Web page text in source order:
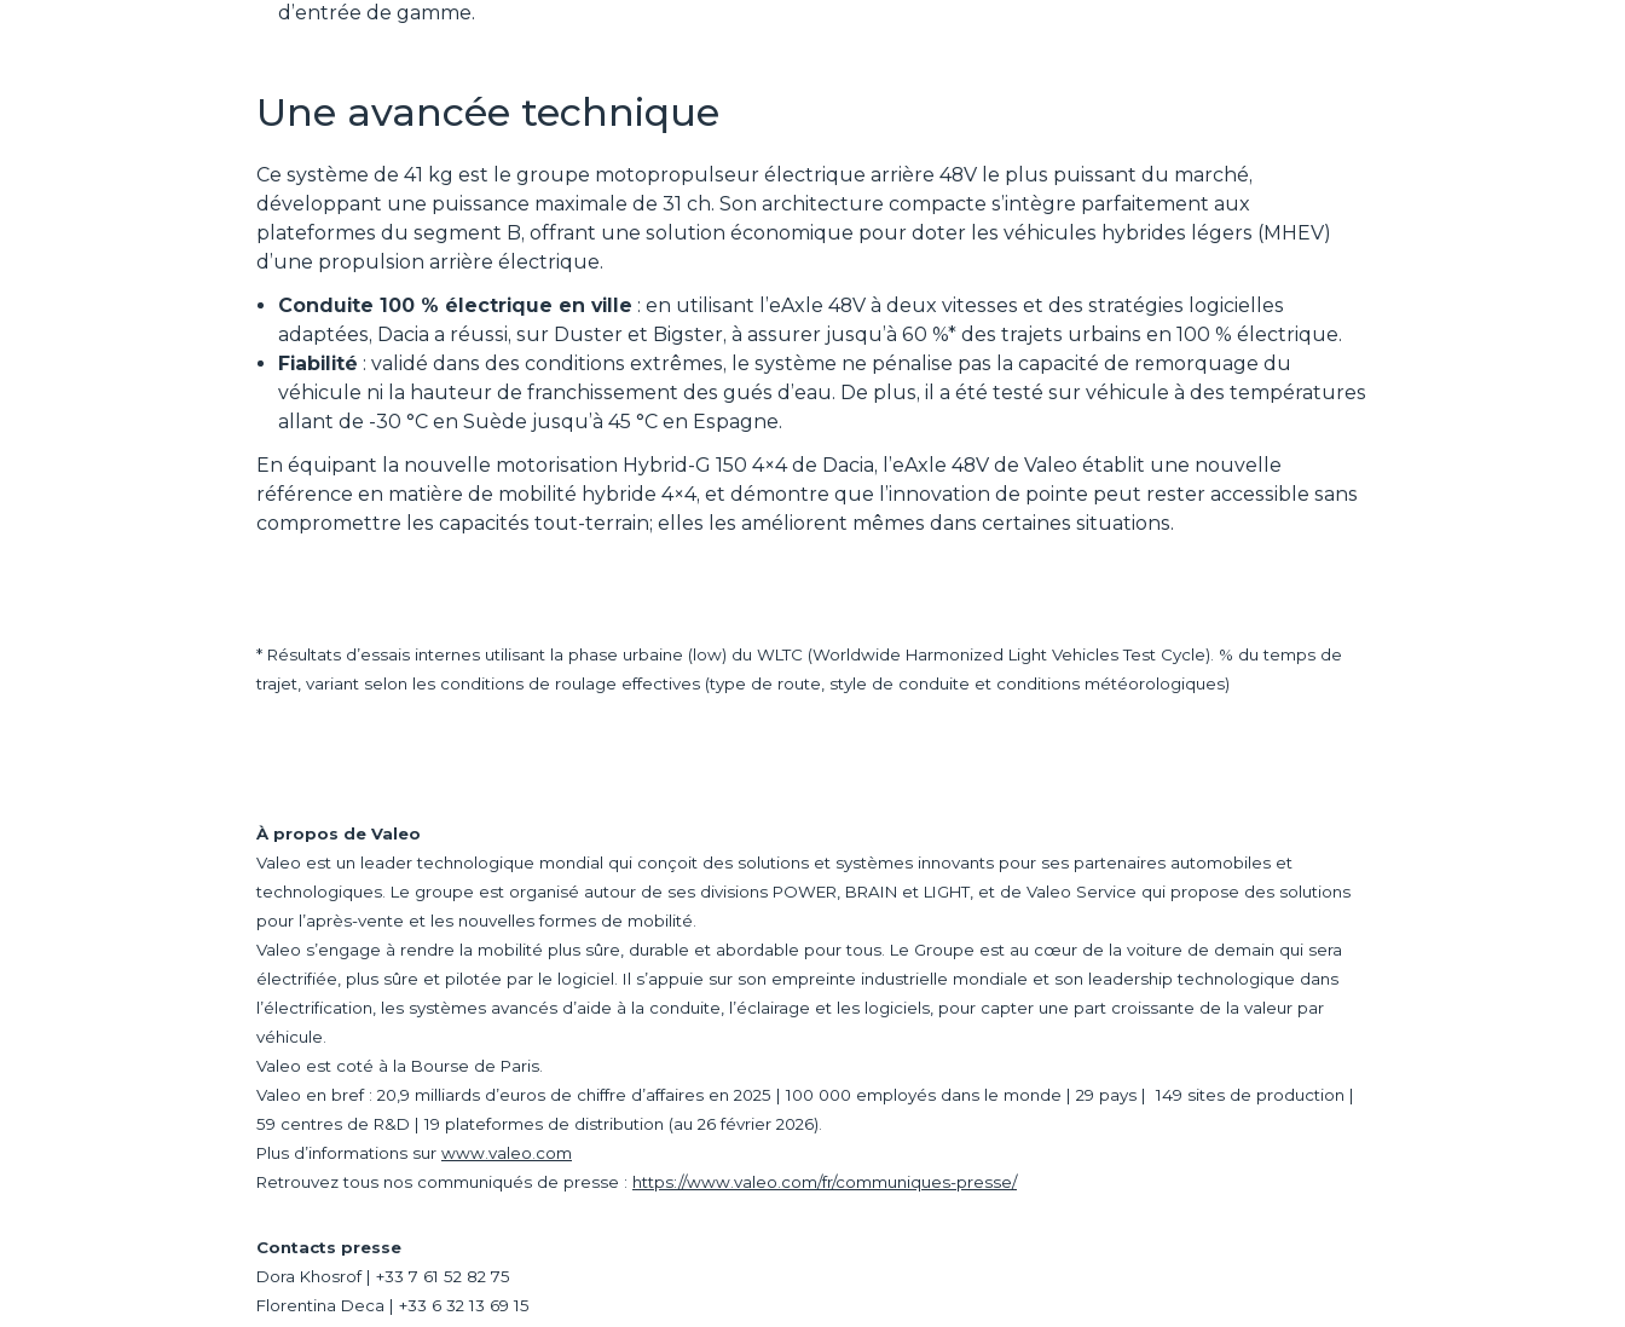
d’entrée de gamme.
Une avancée technique
Ce système de 41 kg est le groupe motopropulseur électrique arrière 48V le plus puissant du marché,
développant une puissance maximale de 31 ch. Son architecture compacte s’intègre parfaitement aux
plateformes du segment B, offrant une solution économique pour doter les véhicules hybrides légers (MHEV)
d’une propulsion arrière électrique.
Conduite 100 % électrique en ville : en utilisant l’eAxle 48V à deux vitesses et des stratégies logicielles
adaptées, Dacia a réussi, sur Duster et Bigster, à assurer jusqu’à 60 %* des trajets urbains en 100 % électrique.
Fiabilité : validé dans des conditions extrêmes, le système ne pénalise pas la capacité de remorquage du
véhicule ni la hauteur de franchissement des gués d’eau. De plus, il a été testé sur véhicule à des températures
allant de -30 °C en Suède jusqu’à 45 °C en Espagne.
En équipant la nouvelle motorisation Hybrid-G 150 4×4 de Dacia, l’eAxle 48V de Valeo établit une nouvelle
référence en matière de mobilité hybride 4×4, et démontre que l’innovation de pointe peut rester accessible sans
compromettre les capacités tout-terrain; elles les améliorent mêmes dans certaines situations.
* Résultats d’essais internes utilisant la phase urbaine (low) du WLTC (Worldwide Harmonized Light Vehicles Test Cycle). % du temps de
trajet, variant selon les conditions de roulage effectives (type de route, style de conduite et conditions météorologiques)
À propos de Valeo
Valeo est un leader technologique mondial qui conçoit des solutions et systèmes innovants pour ses partenaires automobiles et
technologiques. Le groupe est organisé autour de ses divisions POWER, BRAIN et LIGHT, et de Valeo Service qui propose des solutions
pour l’après-vente et les nouvelles formes de mobilité.
Valeo s’engage à rendre la mobilité plus sûre, durable et abordable pour tous. Le Groupe est au cœur de la voiture de demain qui sera
électrifiée, plus sûre et pilotée par le logiciel. Il s’appuie sur son empreinte industrielle mondiale et son leadership technologique dans
l’électrification, les systèmes avancés d’aide à la conduite, l’éclairage et les logiciels, pour capter une part croissante de la valeur par
véhicule.
Valeo est coté à la Bourse de Paris.
Valeo en bref : 20,9 milliards d’euros de chiffre d’affaires en 2025 | 100 000 employés dans le monde | 29 pays | 149 sites de production |
59 centres de R&D | 19 plateformes de distribution (au 26 février 2026).
Plus d’informations sur www.valeo.com
Retrouvez tous nos communiqués de presse : https://www.valeo.com/fr/communiques-presse/
Contacts presse
Dora Khosrof | +33 7 61 52 82 75
Florentina Deca | +33 6 32 13 69 15